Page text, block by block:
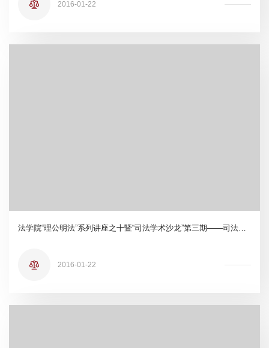
2016-01-22
法学院“理公明法”系列讲座之十暨“司法学术沙龙”第三期——司法改革的现实与未来
2016-01-22